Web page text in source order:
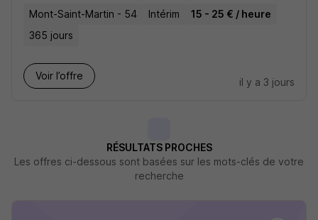
Mont-Saint-Martin - 54 Intérim
15 - 25 € / heure
365 jours
Voir l’offre
il y a 3 jours
RÉSULTATS PROCHES
Les offres ci-dessous sont basées sur les mots-clés de votre
recherche